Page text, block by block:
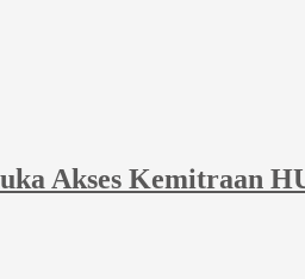
Akses Kemitraan